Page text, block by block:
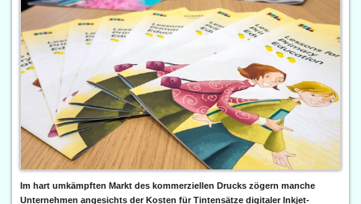
Im hart umkämpften Markt des kommerziellen Drucks zögern manche
Unternehmen angesichts der Kosten für Tintensätze digitaler Inkjet-